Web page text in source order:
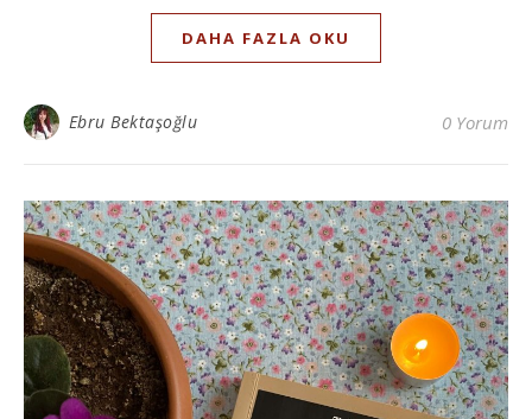
DAHA FAZLA OKU
Ebru Bektaşoğlu 0 Yorum